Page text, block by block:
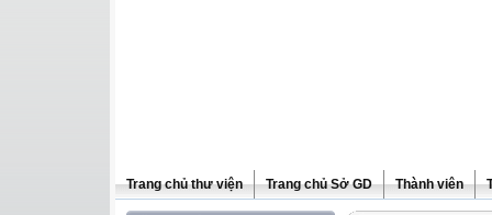
Trang chủ thư viện Trang chủ Sở GD Thành viên